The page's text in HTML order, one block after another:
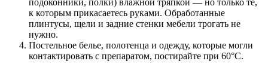
подоконники, полки) влажной тряпкой — но только те,
к которым прикасаетесь руками. Обработанные
плинтусы, щели и задние стенки мебели трогать не
нужно.
Постельное белье, полотенца и одежду, которые могли
контактировать с препаратом, постирайте при 60°C.